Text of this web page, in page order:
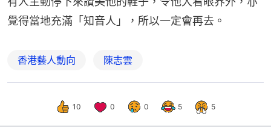
覺得當地充滿「知音人」，所以一定會再去。
香港藝人動向 陳志雲
10 0 0 5 5